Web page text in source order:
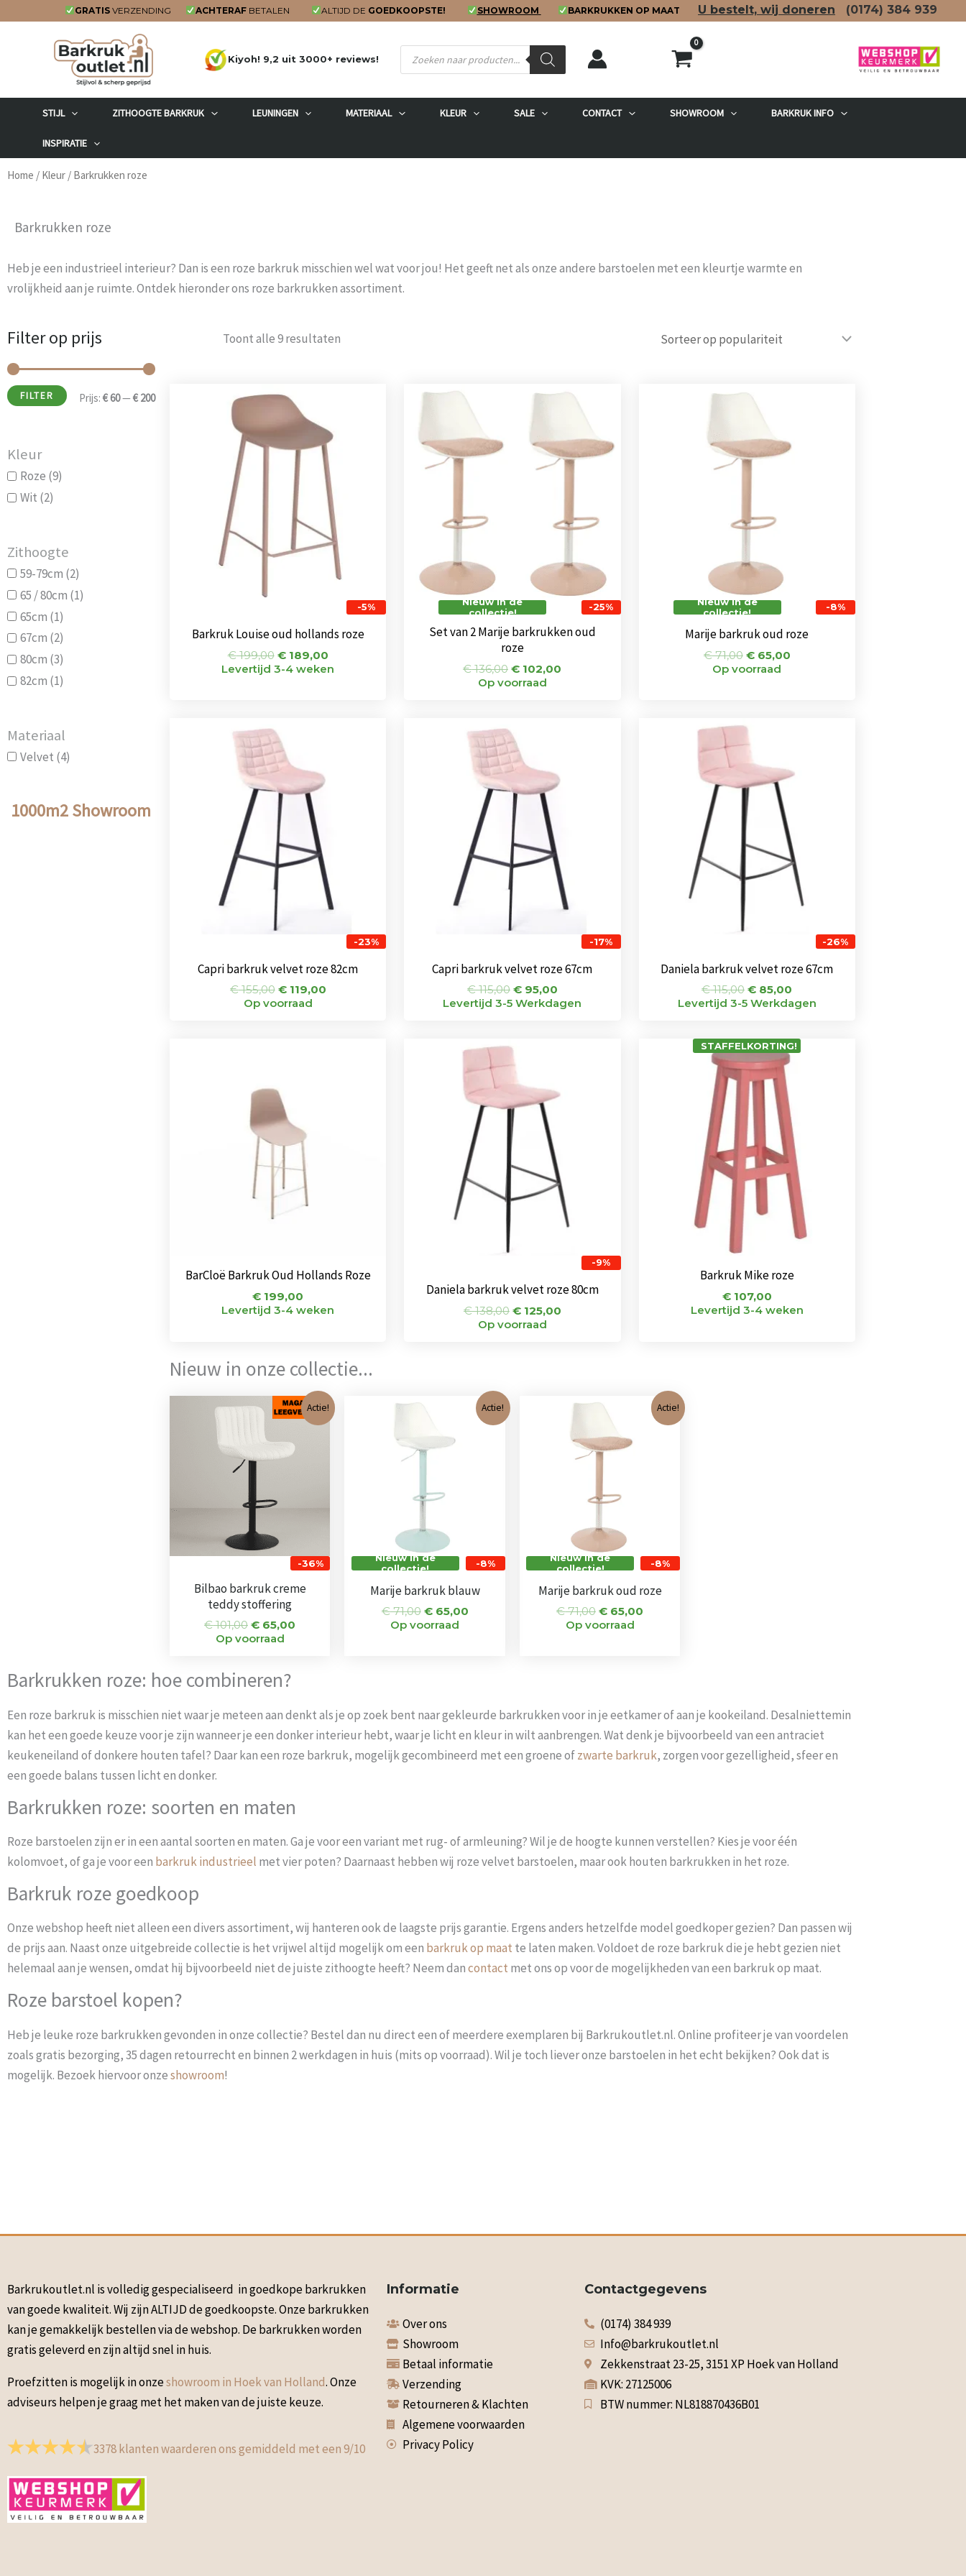
GRATIS VERZENDING ACHTERAF BETALEN ALTIJD DE GOEDKOOPSTE! SHOWROOM BARKRUKKEN OP MAAT U bestelt, wij doneren (0174) 384 939
Kiyoh! 9,2 uit 3000+ reviews!
Producten
zoeken
STIJL ZITHOOGTE BARKRUK LEUNINGEN MATERIAAL KLEUR SALE CONTACT SHOWROOM BARKRUK INFO
INSPIRATIE
Home / Kleur / Barkrukken roze
Barkrukken roze
Heb je een industrieel interieur? Dan is een roze barkruk misschien wel wat voor jou! Het geeft net als onze andere barstoelen met een kleurtje warmte en
vrolijkheid aan je ruimte. Ontdek hieronder ons roze barkrukken assortiment.
Filter op prijs
prijs
prijs
FILTER Prijs: € 60—€ 200
Kleur
Roze (9)
Wit (2)
Zithoogte
59-79cm (2)
65 / 80cm (1)
65cm (1)
67cm (2)
80cm (3)
82cm (1)
Materiaal
Velvet (4)
1000m2 Showroom
Toont alle 9 resultatenop
-5%
Barkruk Louise oud hollands roze
€199,00
prijs
was:
€ 199,00.
€189,00
€ 189,00.
Levertijd 3-4 weken
-25%
Nieuw in de
collectie!
Set van 2 Marije barkrukken oud
roze
€136,00 € 102,00
prijs
Op voorraad
-8%
Nieuw in de
collectie!
Marije barkruk oud roze
€71,00
Oorspronkelijke
prijs
was:
€65,00
Op voorraad
-23%
Capri barkruk velvet roze 82cm
€155,00
prijs
was:
€ 155,00.
€119,00
Op voorraad
-17%
Capri barkruk velvet roze 67cm
€115,00
prijs
was:
€ 115,00.
€95,00
Levertijd 3-5 Werkdagen
-26%
Daniela barkruk velvet roze 67cm
€115,00
Oorspronkelijke
€ 115,00.
€ 85,00
Levertijd 3-5 Werkdagen
BarCloë Barkruk Oud Hollands Roze
€ 199,00
Levertijd 3-4 weken
-9%
Daniela barkruk velvet roze 80cm
€138,00
Oorspronkelijke
€ 138,00.
€125,00
Op voorraad
STAFFELKORTING!
Barkruk Mike roze
€107,00
Levertijd 3-4 weken
Nieuw in onze collectie...
Actie!
-36%
Bilbao barkruk creme
teddy stoffering
€101,00
Oorspronkelijke
prijs
€ 101,00.
€ 65,00
Huidige
prijs
Op voorraad
Actie!
-8%
Nieuw in de
collectie!
Marije barkruk blauw
€71,00
Oorspronkelijke
€ 71,00.
€65,00
Huidige
prijs
Op voorraad
Actie!
-8%
Nieuw in de
collectie!
Marije barkruk oud roze
€71,00
Oorspronkelijke
prijs
€ 71,00.
€ 65,00
Huidige
prijs
Op voorraad
Barkrukken roze: hoe combineren?
Een roze barkruk is misschien niet waar je meteen aan denkt als je op zoek bent naar gekleurde barkrukken voor in je eetkamer of aan je kookeiland. Desalniettemin
kan het een goede keuze voor je zijn wanneer je een donker interieur hebt, waar je licht en kleur in wilt aanbrengen. Wat denk je bijvoorbeeld van een antraciet
keukeneiland of donkere houten tafel? Daar kan een roze barkruk, mogelijk gecombineerd met een groene ofzwarte barkruk, zorgen voor gezelligheid, sfeer en
een goede balans tussen licht en donker.
Barkrukken roze: soorten en maten
Roze barstoelen zijn er in een aantal soorten en maten. Ga je voor een variant met rug- of armleuning? Wil je de hoogte kunnen verstellen? Kies je voor één
kolomvoet, of ga je voor een barkruk industrieel met vier poten? Daarnaast hebben wij roze velvet barstoelen, maar ook houten barkrukken in het roze.
Barkruk roze goedkoop
Onze webshop heeft niet alleen een divers assortiment, wij hanteren ook de laagste prijs garantie. Ergens anders hetzelfde model goedkoper gezien? Dan passen wij
de prijs aan. Naast onze uitgebreide collectie is het vrijwel altijd mogelijk om een barkruk op maat te laten maken. Voldoet de roze barkruk die je hebt gezien niet
helemaal aan je wensen, omdat hij bijvoorbeeld niet de juiste zithoogte heeft? Neem dancontact met ons op voor de mogelijkheden van een barkruk op maat.
Roze barstoel kopen?
Heb je leuke roze barkrukken gevonden in onze collectie? Bestel dan nu direct een of meerdere exemplaren bij Barkrukoutlet.nl. Online profiteer je van voordelen
zoals gratis bezorging, 35 dagen retourrecht en binnen 2 werkdagen in huis (mits op voorraad). Wil je toch liever onze barstoelen in het echt bekijken? Ook dat is
mogelijk. Bezoek hiervoor onzeshowroom!
Barkrukoutlet.nl is volledig gespecialiseerd in goedkope barkrukken
van goede kwaliteit. Wij zijn ALTIJD de goedkoopste. Onze barkrukken
kan je gemakkelijk bestellen via de webshop. De barkrukken worden
gratis geleverd en zijn altijd snel in huis.
Proefzitten is mogelijk in onzeshowroom in Hoek van Holland. Onze
adviseurs helpen je graag met het maken van de juiste keuze.
3378klanten waarderen ons gemiddeld met een9/10
Informatie
Over ons
Showroom
Betaal informatie
Verzending
Retourneren & Klachten
Algemene voorwaarden
Privacy Policy
Contactgegevens
(0174) 384 939
Info@barkrukoutlet.nl
Zekkenstraat 23-25, 3151 XP Hoek van Holland
KVK: 27125006
BTW nummer: NL818870436B01